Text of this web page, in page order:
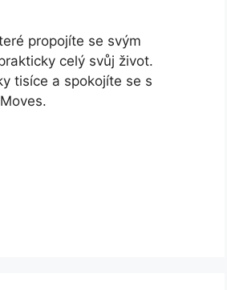
propojíte se svým
celý svůj život.
tisíce a spokojíte se s